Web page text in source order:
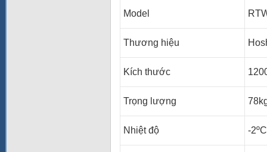
Model
Thương hiệu
Kích thước
Trọng lượng
Nhiệt độ -